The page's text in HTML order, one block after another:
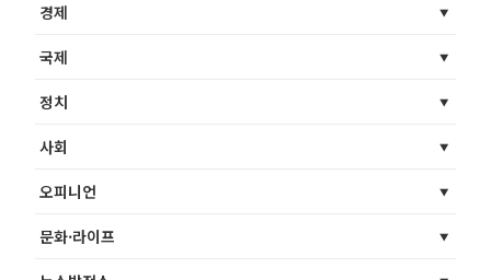
경제
국제
정치
사회
오피니언
문화·라이프